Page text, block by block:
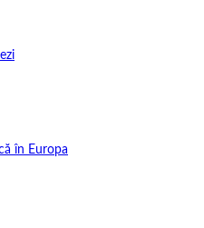
în Europa